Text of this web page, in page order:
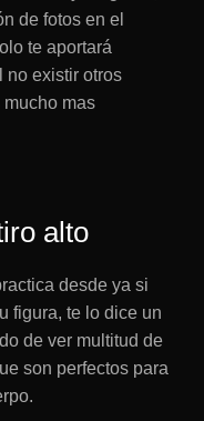
de fotos en el
te aportará
no existir otros
mas
alto
desde ya si
figura, te lo dice un
de ver multitud de
son perfectos para